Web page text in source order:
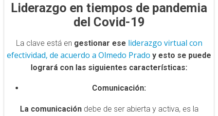
Liderazgo en tiempos de pandemia
del Covid-19
La clave está en gestionar ese liderazgo virtual con
efectividad, de acuerdo a Olmedo Prado y esto se puede
logrará con las siguientes características:
Comunicación:
La comunicacióndebe de ser abierta y activa, es la